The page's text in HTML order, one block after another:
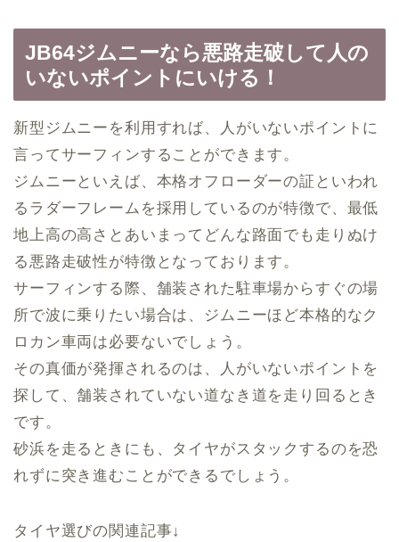
JB64ジムニーなら悪路走破して人の
いないポイントにいける！
新型ジムニーを利用すれば、人がいないポイントに
言ってサーフィンすることができます。
ジムニーといえば、本格オフローダーの証といわれ
るラダーフレームを採用しているのが特徴で、最低
地上高の高さとあいまってどんな路面でも走りぬけ
る悪路走破性が特徴となっております。
サーフィンする際、舗装された駐車場からすぐの場
所で波に乗りたい場合は、ジムニーほど本格的なク
ロカン車両は必要ないでしょう。
その真価が発揮されるのは、人がいないポイントを
探して、舗装されていない道なき道を走り回るとき
です。
砂浜を走るときにも、タイヤがスタックするのを恐
れずに突き進むことができるでしょう。
タイヤ選びの関連記事↓